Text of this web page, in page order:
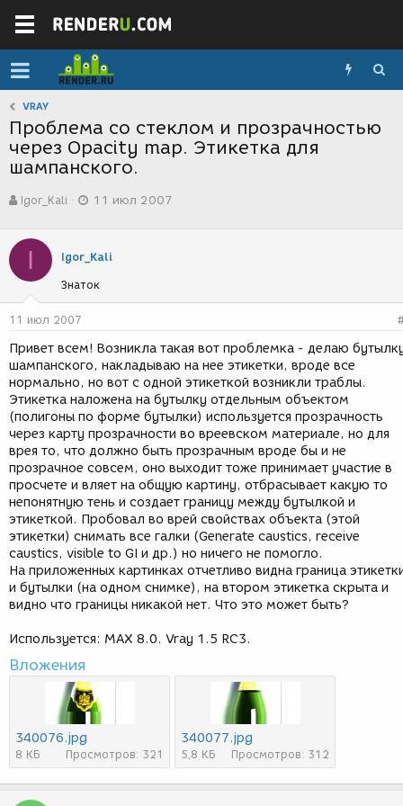
VRAY
Проблема со стеклом и прозрачностью
через Opacity map. Этикетка для
шампанского.
в
о
е
м
ы
Igor_Kali
а
с
з
д
и
я
11 июл 2007
I Igor_Kali
Знаток
11 июл 2007
Привет всем! Возникла такая вот проблемка - делаю
шампанского, накладываю на нее этикетки, вроде все
нормально, но вот с одной этикеткой возникли траблы.
Этикетка наложена на бутылку отдельным объектом
(полигоны по форме бутылки) используется прозрачность
через карту прозрачности во вреевском материале, но для
врея то, что должно быть прозрачным вроде бы и не
прозрачное совсем, оно выходит тоже принимает участие в
просчете и вляет на общую картину, отбрасывает какую то
непонятную тень и создает границу между бутылкой и
этикеткой. Пробовал во врей свойствах объекта (этой
этикетки) снимать все галки (Generate caustics, receive
caustics, visible to GI и др.) но ничего не помогло.
На приложенных картинках отчетливо видна граница
и бутылки (на одном снимке), на втором этикетка скрыта и
видно что границы никакой нет. Что это может быть?
Используется: MAX 8.0. Vray 1.5 RC3.
Вложения
340076.jpg
8 КБ Просмотров: 321
340077.jpg
5,8 КБ Просмотров: 312